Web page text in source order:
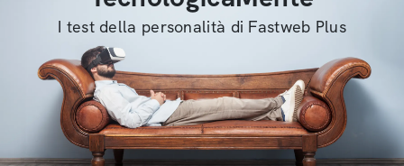
I test della personalità di Fastweb Plus